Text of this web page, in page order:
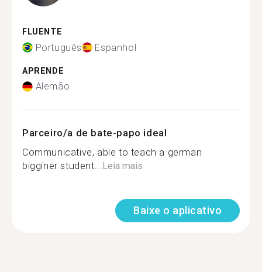
FLUENTE
Português Espanhol
APRENDE
Alemão
Parceiro/a de bate-papo ideal
Communicative, able to teach a german
bigginer student...Leia mais
Baixe o aplicativo